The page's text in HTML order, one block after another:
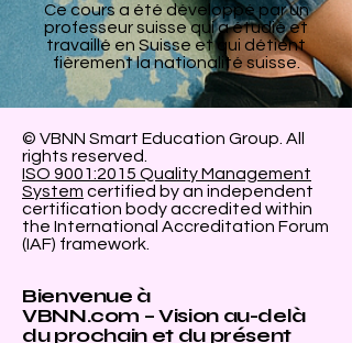
Ce cours a été développé par un
professeur suisse qui a étudié et
travaillé en Suisse et qui détient
fièrement la nationalité suisse.
© VBNN Smart Education Group. All
rights reserved.
ISO 9001:2015 Quality Management
System certified by an independent
certification body accredited within
the International Accreditation Forum
(IAF) framework.
Bienvenue à
VBNN.com – Vision au-delà
du prochain et du présent